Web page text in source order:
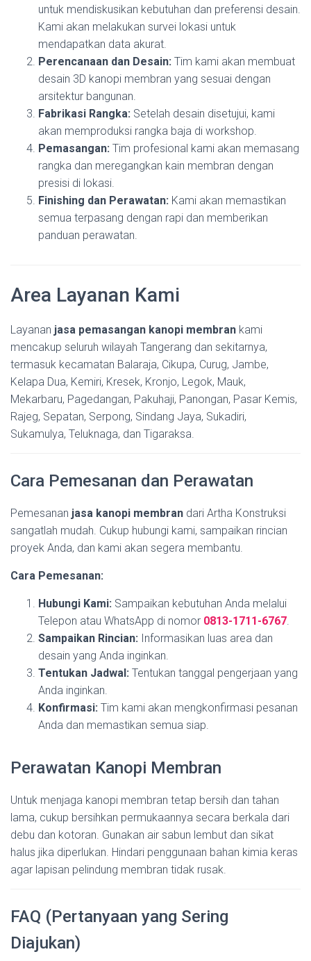
untuk mendiskusikan kebutuhan dan preferensi desain.
Kami akan melakukan survei lokasi untuk
mendapatkan data akurat.
Perencanaan dan Desain: Tim kami akan membuat
desain 3D kanopi membran yang sesuai dengan
arsitektur bangunan.
Fabrikasi Rangka: Setelah desain disetujui, kami
akan memproduksi rangka baja di workshop.
Pemasangan: Tim profesional kami akan memasang
rangka dan meregangkan kain membran dengan
presisi di lokasi.
Finishing dan Perawatan: Kami akan memastikan
semua terpasang dengan rapi dan memberikan
panduan perawatan.
Area Layanan Kami
Layanan jasa pemasangan kanopi membran kami
mencakup seluruh wilayah Tangerang dan sekitarnya,
termasuk kecamatan Balaraja, Cikupa, Curug, Jambe,
Kelapa Dua, Kemiri, Kresek, Kronjo, Legok, Mauk,
Mekarbaru, Pagedangan, Pakuhaji, Panongan, Pasar Kemis,
Rajeg, Sepatan, Serpong, Sindang Jaya, Sukadiri,
Sukamulya, Teluknaga, dan Tigaraksa.
Cara Pemesanan dan Perawatan
Pemesanan jasa kanopi membran dari Artha Konstruksi
sangatlah mudah. Cukup hubungi kami, sampaikan rincian
proyek Anda, dan kami akan segera membantu.
Cara Pemesanan:
Hubungi Kami: Sampaikan kebutuhan Anda melalui
Telepon atau WhatsApp di nomor 0813-1711-6767.
Sampaikan Rincian: Informasikan luas area dan
desain yang Anda inginkan.
Tentukan Jadwal: Tentukan tanggal pengerjaan yang
Anda inginkan.
Konfirmasi: Tim kami akan mengkonfirmasi pesanan
Anda dan memastikan semua siap.
Perawatan Kanopi Membran
Untuk menjaga kanopi membran tetap bersih dan tahan
lama, cukup bersihkan permukaannya secara berkala dari
debu dan kotoran. Gunakan air sabun lembut dan sikat
halus jika diperlukan. Hindari penggunaan bahan kimia keras
agar lapisan pelindung membran tidak rusak.
FAQ (Pertanyaan yang Sering
Diajukan)